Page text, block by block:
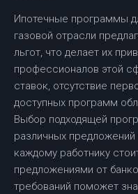
Ипотечные программы
газовой отрасли
льгот, что делает их
профессионалов этой
ставок, отсутствие
доступных программ
Выбор подходящей
различных предложений
каждому работнику
предложениями от
требований поможет